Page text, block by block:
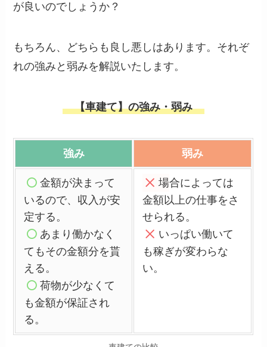
が良いのでしょうか？
もちろん、どちらも良し悪しはあります。それぞ
れの強みと弱みを解説いたします。
【車建て】の強み・弱み
強み 弱み
金額が決まって
いるので、収入が安
定する。
あ まり働かなく
てもその金額分を貰
える。
荷物が少なくて
も金額が保証され
る。
場合によっては
金額以上の仕事をさ
せられる。
いっぱい働いて
も稼ぎが変わらな
い。